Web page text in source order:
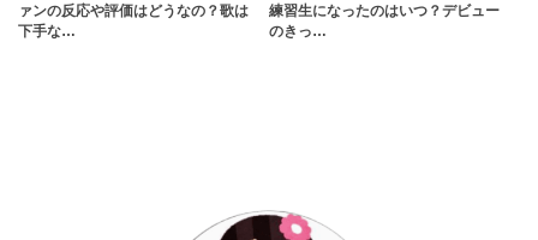
ァンの反応や評価はどうなの？歌は
下手な…
練習生になったのはいつ？デビュー
のきっ…